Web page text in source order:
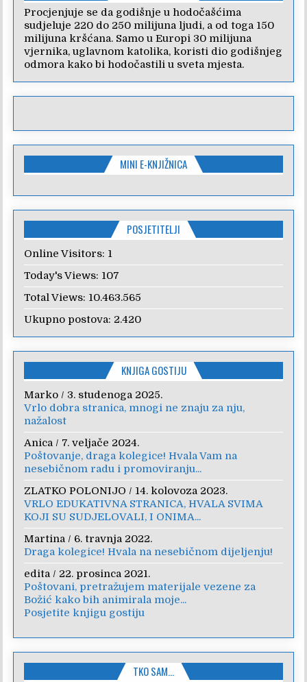
Procjenjuje se da godišnje u hodočašćima
sudjeluje 220 do 250 milijuna ljudi, a od toga 150
milijuna kršćana. Samo u Europi 30 milijuna
vjernika, uglavnom katolika, koristi dio godišnjeg
odmora kako bi hodočastili u sveta mjesta.
MINI E-KNJIŽNICA
POSJETITELJI
Online Visitors: 1
Today's Views: 107
Total Views: 10.463.565
Ukupno postova: 2.420
KNJIGA GOSTIJU
Marko / 3. studenoga 2025.
Vrlo dobra stranica, mnogi ne znaju za nju,
nažalost
Anica / 7. veljače 2024.
Poštovanje, draga kolegice! Hvala Vam na
nesebičnom radu i promoviranju...
ZLATKO POLONIJO / 14. kolovoza 2023.
VRLO EDUKATIVNA STRANICA, HVALA SVIMA
KOJI SU SUDJELOVALI, I ONIMA...
Martina / 6. travnja 2022.
Draga kolegice! Hvala na nesebičnom dijeljenju!
edita / 22. prosinca 2021.
Poštovani, pretražujem materijale vezene za
Božić kako bih animirala moje...
Posjetite knjigu gostiju
TKO SAM…